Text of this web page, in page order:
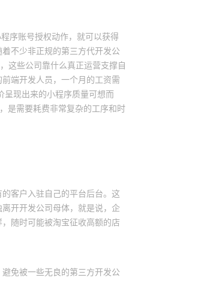
序账号授权动作，就可以获得
不少非正规的第三方代开发公
这些公司靠什么真正运营支撑自
端开发人员，一个月的工资需
呈现出来的小程序质量可想而
是需要耗费非常复杂的工序和时
客户入驻自己的平台后台。这
开开发公司母体，就是说，企
随时可能被淘宝征收高额的店
免被一些无良的第三方开发公